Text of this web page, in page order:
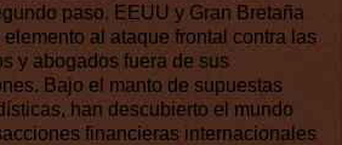
paso. EEUU y Gran Bretaña
al ataque frontal contra las
y abogados fuera de sus
Bajo el manto de supuestas
han descubierto el mundo
financieras internacionales